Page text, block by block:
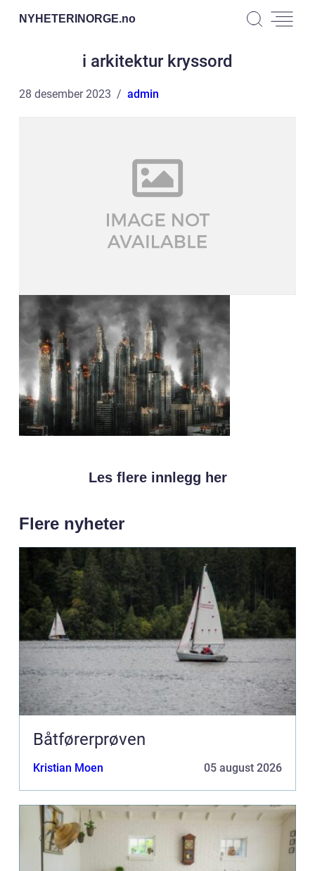
NYHETERINORGE.no
i arkitektur kryssord
28 desember 2023 admin
Les flere innlegg her
Flere nyheter
Båtførerprøven
Kristian Moen 05 august 2026